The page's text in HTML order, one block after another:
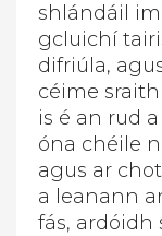
shlándáil
gcluichí
difriúla,
céime
is é an rud
óna chéile
agus ar
a leanann
fás, ardóidh